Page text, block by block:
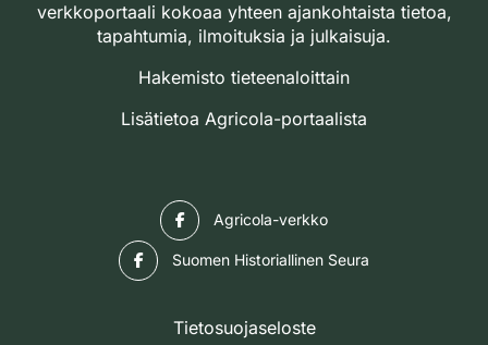
verkkoportaali kokoaa yhteen ajankohtaista tietoa,
tapahtumia, ilmoituksia ja julkaisuja.
Hakemisto tieteenaloittain
Lisätietoa Agricola-portaalista
Agricola-verkko
Suomen Historiallinen Seura
Tietosuojaseloste